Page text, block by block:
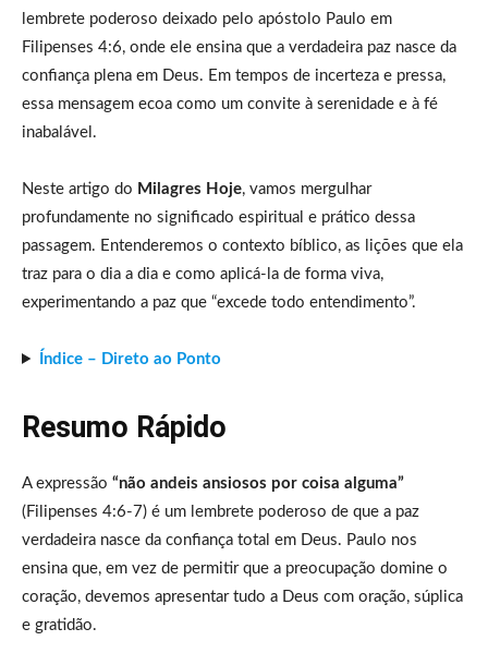
lembrete poderoso deixado pelo apóstolo Paulo em
Filipenses 4:6, onde ele ensina que a verdadeira paz nasce da
confiança plena em Deus. Em tempos de incerteza e pressa,
essa mensagem ecoa como um convite à serenidade e à fé
inabalável.
Neste artigo do Milagres Hoje, vamos mergulhar
profundamente no significado espiritual e prático dessa
passagem. Entenderemos o contexto bíblico, as lições que ela
traz para o dia a dia e como aplicá-la de forma viva,
experimentando a paz que “excede todo entendimento”.
Índice – Direto ao Ponto
Resumo Rápido
A expressão “não andeis ansiosos por coisa alguma”
(Filipenses 4:6-7) é um lembrete poderoso de que a paz
verdadeira nasce da confiança total em Deus. Paulo nos
ensina que, em vez de permitir que a preocupação domine o
coração, devemos apresentar tudo a Deus com oração, súplica
e gratidão.